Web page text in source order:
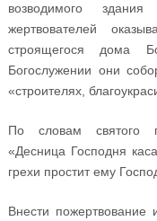
возводимого
жертвователей
строящегося дома
Богослужении они
«строителях,
По словам святого
«Десница Господня
грехи простит ему
Внести пожертвование